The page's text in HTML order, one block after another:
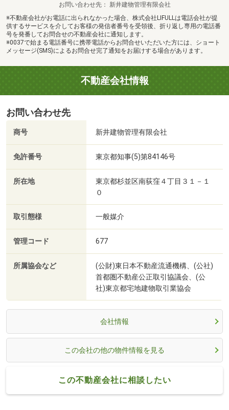
お問い合わせ先
新井建物管理有限会社
※不動産会社がお電話に出られなかった場合、株式会社LIFULLは電話会社が提
供するサービスを介してお客様の発信者番号を受領後、折り返し専用の電話番
号を発番してお問合せの不動産会社に通知します。
※0037で始まる電話番号に携帯電話からお問合せいただいた方には、ショート
メッセージ(SMS)によるお問合せ完了通知をお届けする場合があります。
不動産会社情報
お問い合わせ先
商号 新井建物管理有限会社
免許番号 東京都知事(5)第84146号
所在地
東京都杉並区南荻窪４丁目３１－１
０
取引態様 一般媒介
管理コード 677
所属協会など
(公財)東日本不動産流通機構、(公社)
首都圏不動産公正取引協議会、(公
社)東京都宅地建物取引業協会
会社情報
この会社の他の物件情報を見る
この不動産会社に相談したい